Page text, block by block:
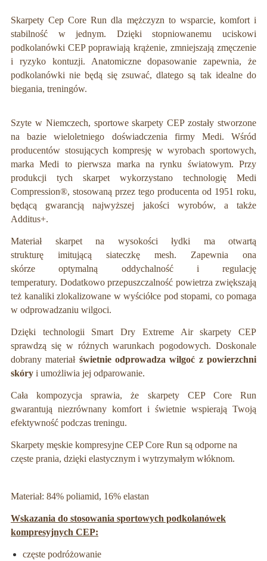
Skarpety Cep Core Run dla mężczyzn to wsparcie, komfort i
stabilność w jednym. Dzięki stopniowanemu uciskowi
podkolanówki CEP poprawiają krążenie, zmniejszają zmęczenie
i ryzyko kontuzji. Anatomiczne dopasowanie zapewnia, że
podkolanówki nie będą się zsuwać, dlatego są tak idealne do
biegania, treningów.
Szyte w Niemczech, sportowe skarpety CEP zostały stworzone
na bazie wieloletniego doświadczenia firmy Medi. Wśród
producentów stosujących kompresję w wyrobach sportowych,
marka Medi to pierwsza marka na rynku światowym. Przy
produkcji tych skarpet wykorzystano technologię Medi
Compression®, stosowaną przez tego producenta od 1951 roku,
będącą gwarancją najwyższej jakości wyrobów, a także
Additus+.
Materiał skarpet na wysokości łydki ma otwartą
strukturę imitującą siateczkę mesh. Zapewnia ona
skórze optymalną oddychalność i regulację
temperatury. Dodatkowo przepuszczalność powietrza zwiększają
też kanaliki zlokalizowane w wyściółce pod stopami, co pomaga
w odprowadzaniu wilgoci.
Dzięki technologii Smart Dry Extreme Air skarpety CEP
sprawdzą się w różnych warunkach pogodowych. Doskonale
dobrany materiał świetnie odprowadza wilgoć z powierzchni
skóry i umożliwia jej odparowanie.
Cała kompozycja sprawia, że skarpety CEP Core Run
gwarantują niezrównany komfort i świetnie wspierają Twoją
efektywność podczas treningu.
Skarpety męskie kompresyjne CEP Core Run są odporne na
częste prania, dzięki elastycznym i wytrzymałym włóknom.
Materiał: 84% poliamid, 16% elastan
Wskazania do stosowania sportowych podkolanówek
kompresyjnych CEP:
częste podróżowanie